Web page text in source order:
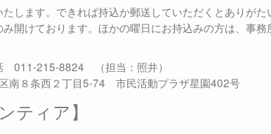
します。できれば持込か郵送していただくとありがた
開けております。ほかの曜日にお持込みの方は、事
011-215-8824 （担当：照井）
８条西２丁目5-74 市民活動プラザ星園402号
ティア】